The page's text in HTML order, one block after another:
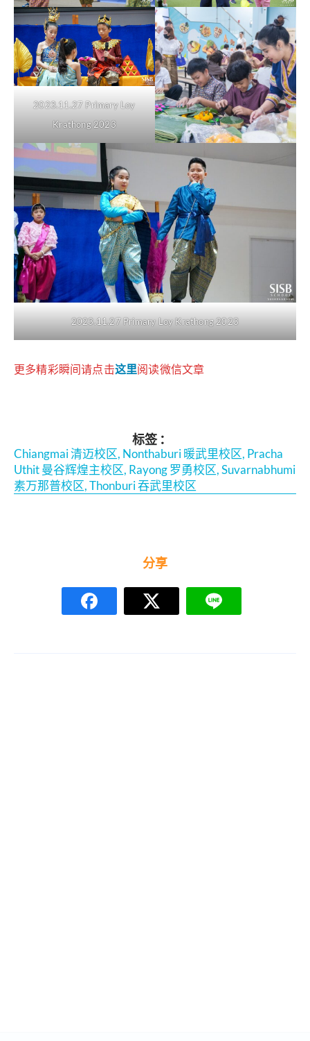
2023.11.27 Primary Loy
Krathong 2023
2023.11.27 Primary Loy Krathong 2023
更多精彩瞬间请点击这里阅读微信文章
标签 ：
Chiangmai 清迈校区, Nonthaburi 暖武里校区, Pracha
Uthit 曼谷辉煌主校区, Rayong 罗勇校区,Suvarnabhumi
素万那普校区,Thonburi 吞武里校区
分享